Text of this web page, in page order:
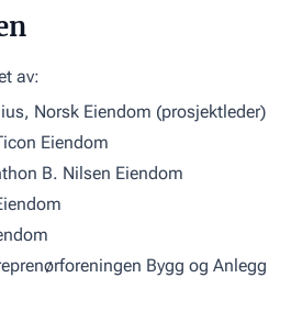
av:
Norsk Eiendom (prosjektleder)
Eiendom
B. Nilsen Eiendom
Bygg og Anlegg